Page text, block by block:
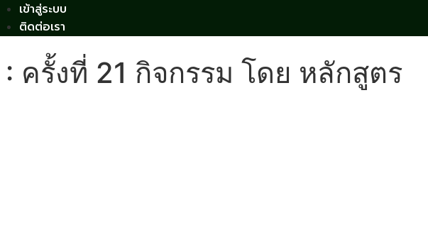
เข้าสู่ระบบ
ติดต่อเรา
ครั้งที่ 21 กิจกรรม โดย หลักสูตร